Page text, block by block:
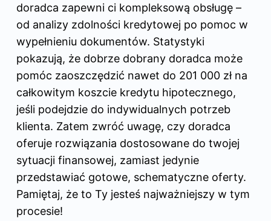
doradca zapewni ci kompleksową obsługę –
od analizy zdolności kredytowej po pomoc w
wypełnieniu dokumentów. Statystyki
pokazują, że dobrze dobrany doradca może
pomóc zaoszczędzić nawet do 201 000 zł na
całkowitym koszcie kredytu hipotecznego,
jeśli podejdzie do indywidualnych potrzeb
klienta. Zatem zwróć uwagę, czy doradca
oferuje rozwiązania dostosowane do twojej
sytuacji finansowej, zamiast jedynie
przedstawiać gotowe, schematyczne oferty.
Pamiętaj, że to Ty jesteś najważniejszy w tym
procesie!